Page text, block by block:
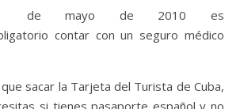
de mayo de 2010 es
contar con un seguro médico
sacar la Tarjeta del Turista de Cuba,